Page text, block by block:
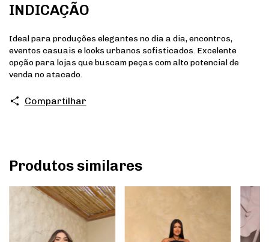
INDICAÇÃO
Ideal para produções elegantes no dia a dia, encontros,
eventos casuais e looks urbanos sofisticados. Excelente
opção para lojas que buscam peças com alto potencial de
venda no atacado.
Compartilhar
Produtos similares